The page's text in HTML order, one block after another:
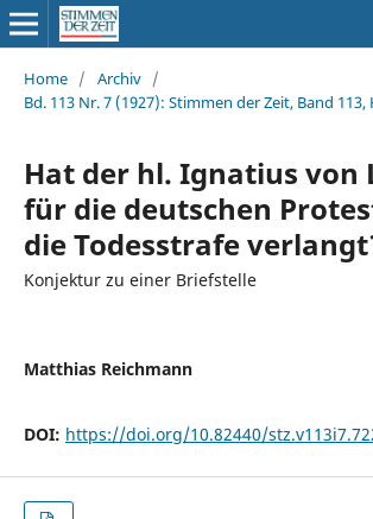
Home / Archiv /
Bd. 113 Nr. 7 (1927): Stimmen der Zeit, Band 113,
Hat der hl. Ignatius von
für die deutschen
die Todesstrafe
Konjektur zu einer Briefstelle
Matthias Reichmann
DOI: https://doi.org/10.82440/